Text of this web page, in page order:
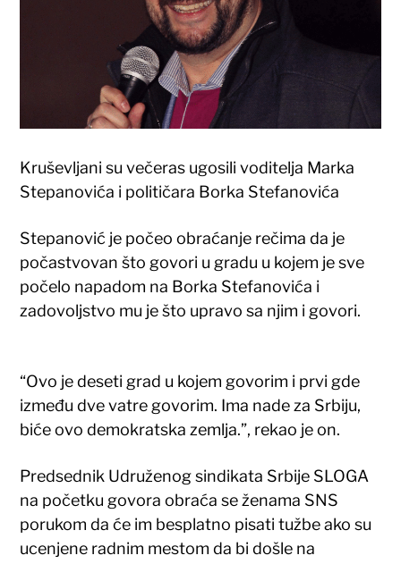
Kruševljani su večeras ugosili voditelja Marka
Stepanovića i političara Borka Stefanovića
Stepanović je počeo obraćanje rečima da je
počastvovan što govori u gradu u kojem je sve
počelo napadom na Borka Stefanovića i
zadovoljstvo mu je što upravo sa njim i govori.
“Ovo je deseti grad u kojem govorim i prvi gde
između dve vatre govorim. Ima nade za Srbiju,
biće ovo demokratska zemlja.”, rekao je on.
Predsednik Udruženog sindikata Srbije SLOGA
na početku govora obraća se ženama SNS
porukom da će im besplatno pisati tužbe ako su
ucenjene radnim mestom da bi došle na